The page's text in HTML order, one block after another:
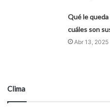
Qué le queda
cuáles son
Abr 13, 2025
Clima